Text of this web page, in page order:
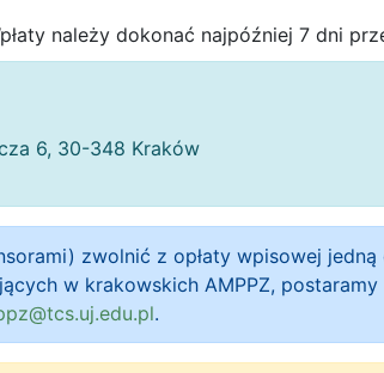
należy dokonać najpóźniej 7 dni
6, 30-348 Kraków
zwolnić z opłaty wpisowej
w krakowskich AMPPZ,
.